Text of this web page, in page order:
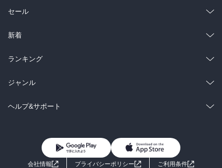
総合
ラノベ
雑誌・グラビア
BL・TL
セール
総合
ラノベ
雑誌・グラビア
BL・TL
新着
総合
ラノベ
雑誌・グラビア
ランキング
総合
ラノベ
ジャンル
コミック
ライトノベル 男子向けラノベ
ヘルプ&サポート
よくあるご質問 お問い合わせ
会社情報 プライバシーポリシー
ご利用条件